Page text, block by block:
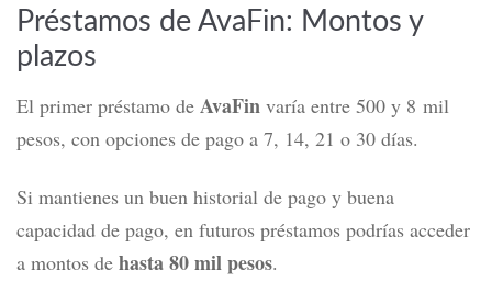
Préstamos de AvaFin: Montos y
plazos
El primer préstamo de AvaFin varía entre 500 y 8 mil
pesos, con opciones de pago a 7, 14, 21 o 30 días.
Si mantienes un buen historial de pago y buena
capacidad de pago, en futuros préstamos podrías acceder
a montos de hasta 80 mil pesos.